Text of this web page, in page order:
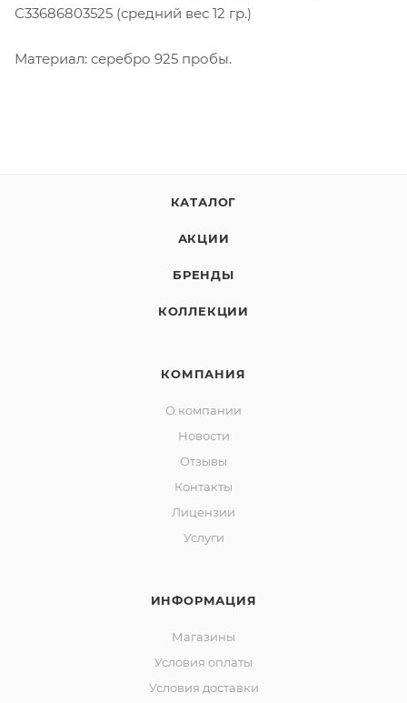
С33686803525 (средний вес 12 гр.)
Материал: серебро 925 пробы.
КАТАЛОГ
АКЦИИ
БРЕНДЫ
КОЛЛЕКЦИИ
КОМПАНИЯ
О компании
Новости
Отзывы
Контакты
Лицензии
Услуги
ИНФОРМАЦИЯ
Магазины
Условия оплаты
Условия доставки